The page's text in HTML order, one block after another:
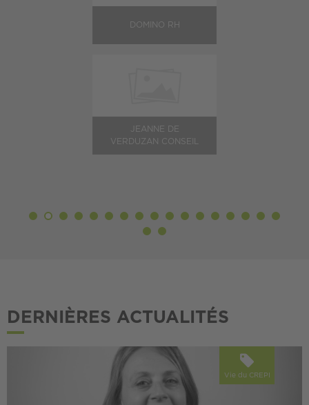
DOMINO RH
JEANNE DE
VERDUZAN CONSEIL
DERNIÈRES ACTUALITÉS
Vie du CREPI